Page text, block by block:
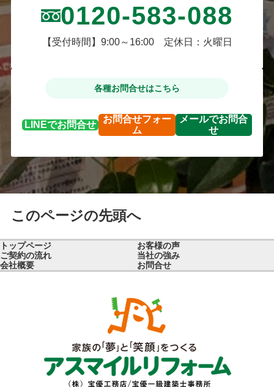
0120-583-088
【受付時間】9:00～16:00 定休日：火曜日
各種お問合せはこちら
LINEでお問合せ
お問合せフォー
ム
メールでお問合
せ
このページの先頭へ
トップページ
お客様の声
ご契約の流れ
当社の強み
会社概要
お問合せ